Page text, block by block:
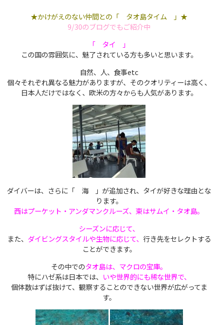
★かけがえのない仲間との「 タオ島タイム 」★
9/30のブログでもご紹介中
「 タイ 」
この国の雰囲気に、魅了されている方も多いと思います。
自然、人、食事etc
個々それぞれ異なる魅力がありますが、そのクオリティーは高く、
日本人だけではなく、欧米の方々からも人気があります。
ダイバーは、さらに「 海 」が追加され、タイが好きな理由とな
ります。
西はプーケット・アンダマンクルーズ、東はサムイ・タオ島。
シーズンに応じて、
また、 ダイビングスタイルや生物に応じて、 行き先をセレクトする
ことができます。
その中でのタオ島は、マクロの宝庫。
特にハゼ系は日本では、 いや世界的にも稀な世界で、
個体数はずば抜けて、観察することのできない世界が広がってま
す。